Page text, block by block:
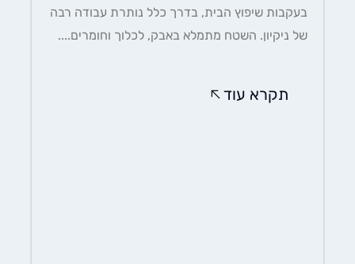
בעקבות שיפוץ הבית, בדרך כלל נותרת עבודה רבה
של ניקיון. השטח מתמלא באבק, לכלוך וחומרים....
תקרא עוד